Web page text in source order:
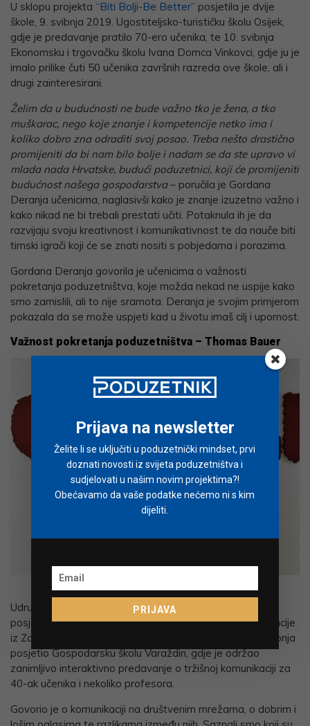
U sklopu projekta “Biti Bolji-Be Better” posjetila je dvije
škole, 9. svibnja 2019. Ugostiteljsko-turističku školu Osijek,
gdje je predavanje pratilo 70-ero učenika, te 10. svibnja
Ekonomsku i trgovačku školu Ivana Domca Vinkovci, gdje ju je
imalo prilike čuti 50 učenika završnih razreda ove škole, ali i
drugi zainteresirani.
Želim da u budućnosti ne bude važno tko je žena, a tko
muškarac, nego koje znanje i kompetencije netko ima i
koliko dobro zna odraditi svoj posao. Treba nešto drastično
promijeniti da bi nam bilo bolje i nadam se da ste upravo vi
mlada nada Hrvatske, budući poduzetnici, koji će promijeniti
budućnost našega gospodarstva– poručila je Gordana
Deranja učenicima, naglasivši kako je znanje izuzetno važno i
kako nikad ne bi trebali prestati učiti. Potaknula ih je da
razvijaju svoju kreativnost i komunikativnost te da nauče biti
timski igrači koji će se znati nositi s pobjedama i porazima.
Gordana Deranja govorila je učenicima o važnosti
pokretanja poduzetništva, koje možda nekad ne uspije kako
smo zamislili, ali to nije sramota. Deranja je svojim primjerom
pokazala da se može uspjeti kad u životu imaš cilj i upornost.
Važnost pokretanja poduzetništva – Thomas Bauer
Udruga “Biti Bolji” i časopis Poduzetnik organizirali su i
posjet Thomasa Bauera, direktora tvrtke Grizli komunikacije
iz Zagreba. Thomas je s kolegicom Larom Levak 17. svibnja
posjetio Gospodarsku školu Varaždin, gdje je održao
zanimljivo interaktivno predavanje o tržišnoj komunikaciji za
40-ak učenika i nekoliko profesora.
Govorio je o komunikaciji na društvenim mrežama, o dobrim i
Prijava na newsletter
Želite li se uključiti u poduzetnički mindset, prvi
doznati novosti iz svijeta poduzetništva i
sudjelovati u našim novim projektima?!
Obećavamo da vaše podatke nećemo ni s kim
dijeliti.
PRIJAVA